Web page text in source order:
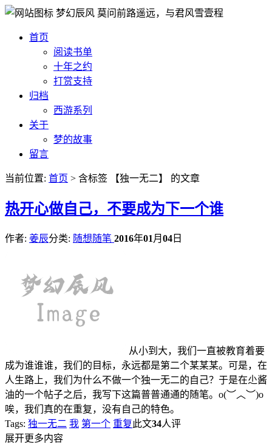
梦幻辰风 莫问前路遥远，与君风雪壹程
首页
阅读书单
十年之约
打赏支持
归档
西游系列
关于
梦的故事
留言
当前位置: 首页 > 含标签 【独一无二】 的文章
热开心做自己，不要成为下一个谁
作者: 姜辰分类: 随想随笔 2016年01 月 04 日
从小到大，我们一直被教育着要
成为谁谁谁，我们的目标，永远都是第二个某某某。可是，在
人生路上，我们为什么不做一个独一无二的自己？于是在尐酱
油的一个帖子之后，我写下这篇普普通通的随笔。o(︶︿︶)o
唉，我们真的在重复，没有自己的特色。
Tags: 独一无二 我 第一个 重复此文34人评
展开更多内容